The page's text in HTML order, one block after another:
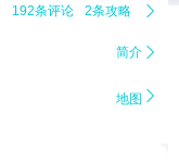
192条评论 2条攻略 
简介 
地图 